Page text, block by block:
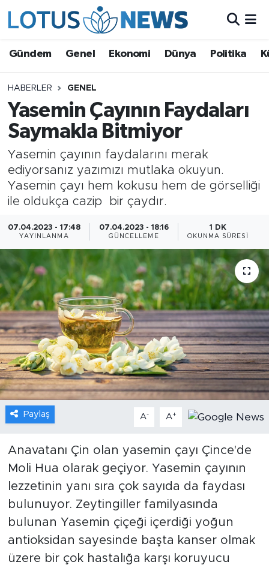
Gündem Genel Ekonomi Dünya Politika
HABERLER GENEL
Yasemin Çayının Faydaları
Saymakla Bitmiyor
Yasemin çayının faydalarını merak
ediyorsanız yazımızı mutlaka okuyun.
Yasemin çayı hem kokusu hem de görselliği
ile oldukça cazip bir çaydır.
07.04.2023 - 17:48
YAYINLANMA
07.04.2023 - 18:16
GÜNCELLEME
1 DK
OKUNMA SÜRESI
Paylaş A- A+
Anavatanı Çin olan yasemin çayı Çince'de
Moli Hua olarak geçiyor. Yasemin çayının
lezzetinin yanı sıra çok sayıda da faydası
bulunuyor. Zeytingiller familyasında
bulunan Yasemin çiçeği içerdiği yoğun
antioksidan sayesinde başta kanser olmak
üzere bir çok hastalığa karşı koruyucu
Ekonomi
Dünya
Politika
Kültür - Sanat ve Tarih
Yaşam
Bilim ve Teknoloji
Çin Fuarları
Gündem
Video
Sağlık
Foto Haber
Xinhua
Xinhua Türkiye
Seyahat